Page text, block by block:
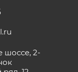
шоссе, 2-